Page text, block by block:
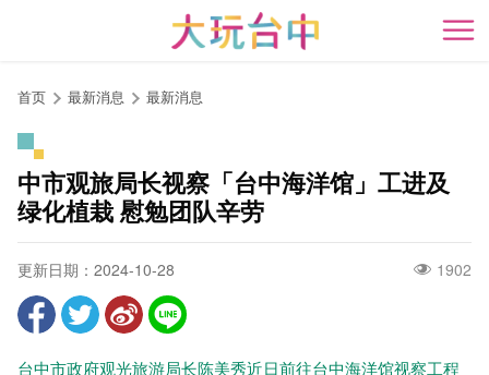
开
首页 最新消息 最新消息
中市观旅局长视察「台中海洋馆」工进及
绿化植栽 慰勉团队辛劳
更新日期：2024-10-28 1902
台中市政府观光旅游局长陈美秀近日前往台中海洋馆视察工程